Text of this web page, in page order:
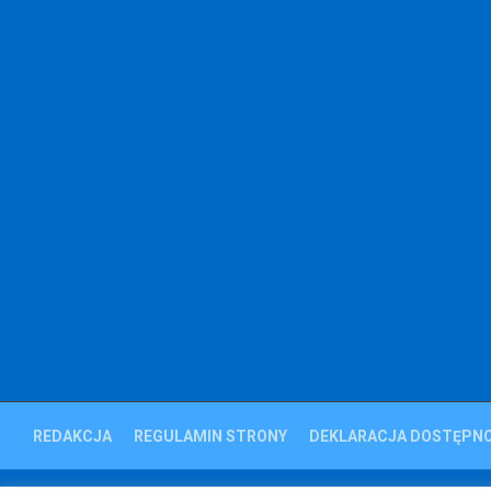
REDAKCJA REGULAMIN STRONY DEKLARACJA